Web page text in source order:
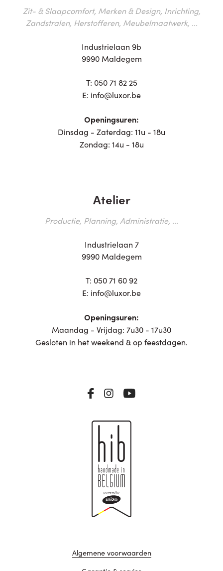
Zit- & Slaapcomfort, Merken & Design, Inrichting,
Zandstralen, Herstofferen, Meubelmaatwerk, ...
Industrielaan 9b
9990 Maldegem
T: 050 71 82 25
E: info@luxor.be
Openingsuren:
Dinsdag - Zaterdag: 11u - 18u
Zondag: 14u - 18u
Atelier
Productie, Planning, Administratie, ...
Industrielaan 7
9990 Maldegem
T: 050 71 60 92
E: info@luxor.be
Openingsuren:
Maandag - Vrijdag: 7u30 - 17u30
Gesloten in het weekend & op feestdagen.
Algemene voorwaarden